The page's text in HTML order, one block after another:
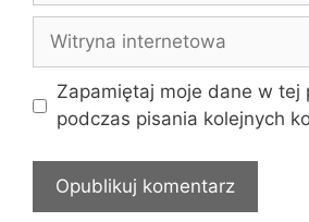
Witryna
internetowa
Zapamiętaj moje dane w tej
podczas pisania kolejnych